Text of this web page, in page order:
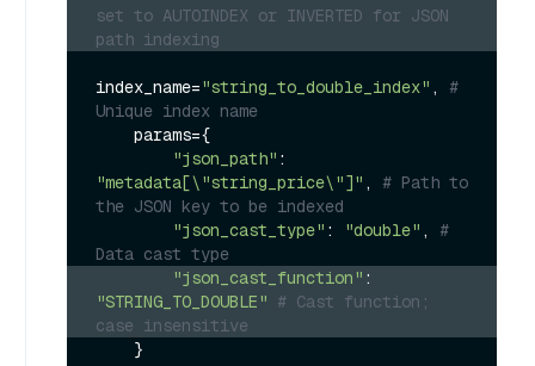
set to AUTOINDEX or INVERTED for JSON
path indexing
index_name="string_to_double_index" , #
Unique index name
"json_path"
"metadata[\"string_price\"]" , # Path to
the JSON key to be indexed
"json_cast_type" : "double" , #
Data cast type
"json_cast_function"
"STRING_TO_DOUBLE" # Cast function;
case insensitive